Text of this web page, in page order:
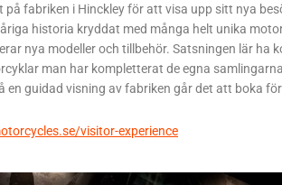
på fabriken i Hinckley för att visa upp sitt nya
historia kryddat med många helt unika
nya modeller och tillbehör. Satsningen lär
man har kompletterat de egna
en guidad visning av fabriken går det att boka
visitor-experience